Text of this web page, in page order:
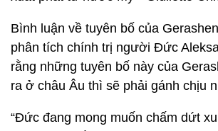
Bình luận về tuyên bố của
phân tích chính trị người Đức
rằng những tuyên bố này của
ra ở châu Âu thì sẽ phải gánh chịu
“Đức đang mong muốn chấm dứt